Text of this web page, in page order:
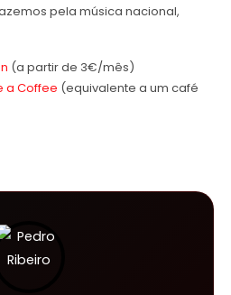
pela música nacional,
(a partir de 3€/mês)
a Coffee (equivalente a um café